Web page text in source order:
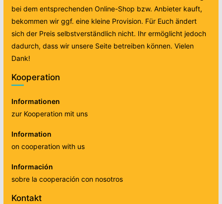
bei dem entsprechenden Online-Shop bzw. Anbieter kauft,
bekommen wir ggf. eine kleine Provision. Für Euch ändert
sich der Preis selbstverständlich nicht. Ihr ermöglicht jedoch
dadurch, dass wir unsere Seite betreiben können. Vielen
Dank!
Kooperation
Informationen
zur Kooperation mit uns
Information
on cooperation with us
Información
sobre la cooperación con nosotros
Kontakt